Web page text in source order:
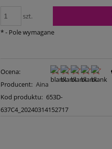
szt.
*- Pole wymagane
Ocena:
Producent: Aina
Kod produktu: 653D-
637C4_20240314152717